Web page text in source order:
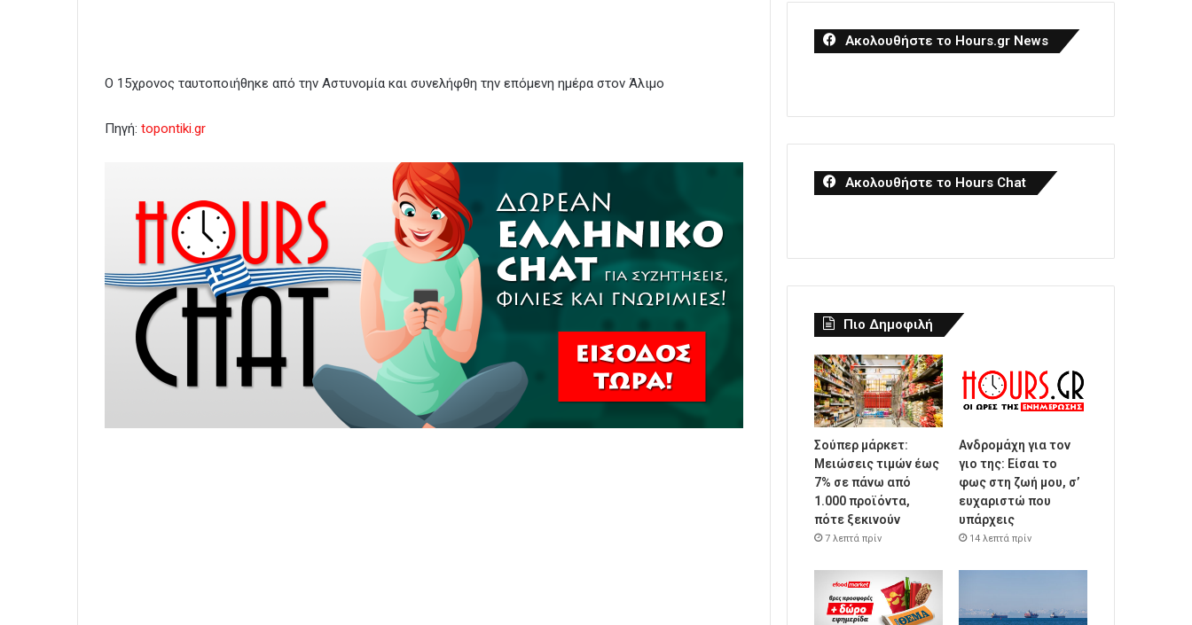
Ο 15χρονος ταυτοποιήθηκε από την Αστυνομία και συνελήφθη την επόμενη ημέρα στον Άλιμο
Πηγή: topontiki.gr
Ακολουθήστε το Hours.gr News
Ακολουθήστε το Hours Chat
Πιο Δημοφιλή
Σούπερ μάρκετ:
Μειώσεις τιμών έως
7% σε πάνω από
1.000 προϊόντα,
πότε ξεκινούν
7 λεπτά πρίν
Ανδρομάχη για τον
γιο της: Είσαι το
φως στη ζωή μου, σ’
ευχαριστώ που
υπάρχεις
14 λεπτά πρίν